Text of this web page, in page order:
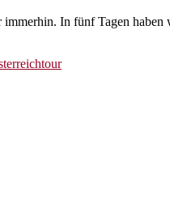
In fünf Tagen